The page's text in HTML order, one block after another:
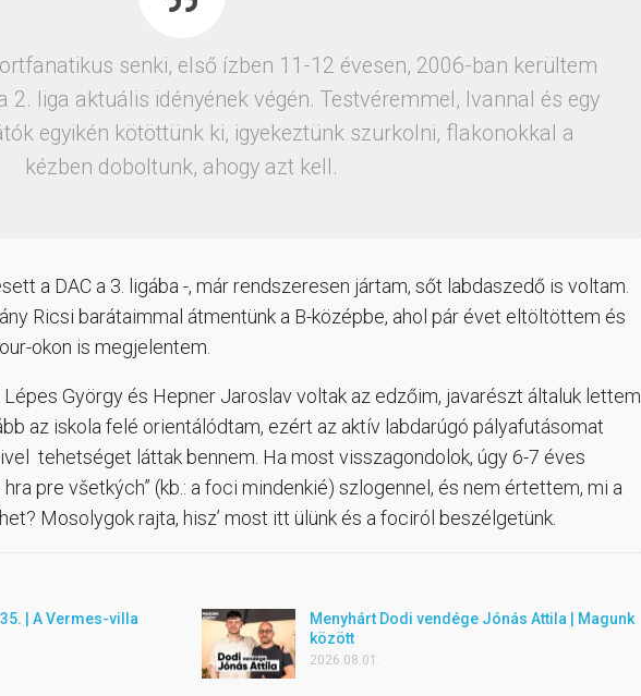
senki, első ízben 11-12 évesen, 2006-ban kerültem
2. liga aktuális idényének végén. Testvéremmel, Ivannal és egy
egyikén kötöttünk ki, igyekeztünk szurkolni, flakonokkal a
kézben doboltunk, ahogy azt kell.
a DAC a 3. ligába -, már rendszeresen jártam, sőt labdaszedő is voltam.
Ricsi barátaimmal átmentünk a B-középbe, ahol pár évet eltöltöttem és
okon is megjelentem.
György és Hepner Jaroslav voltak az edzőim, javarészt általuk lettem
az iskola felé orientálódtam, ezért az aktív labdarúgó pályafutásomat
tehetséget láttak bennem. Ha most visszagondolok, úgy 6-7 éves
pre všetkých” (kb.: a foci mindenkié) szlogennel, és nem értettem, mi a
Mosolygok rajta, hisz’ most itt ülünk és a fociról beszélgetünk.
| A Vermes-villa
Menyhárt Dodi vendége Jónás Attila | Magunk
között
2026.08.01.